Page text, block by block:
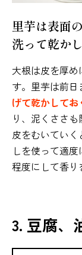
里芋は表面
洗って乾か
大根は皮を厚
す。里芋は前日
げて乾かしてお
り、泥くささ
皮をむいてい
しを使って適
程度にして香り
3. 豆腐、